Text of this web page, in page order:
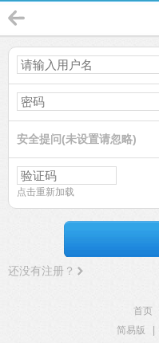
安全提问(未设置请忽略)
点击重新加载
还没有注册？
首页
简易版